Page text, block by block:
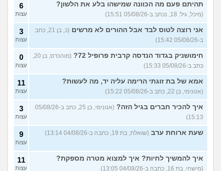
המבחנים במיון בשביל לעבור
את המיון של אשכול חיל
האוויר? (מלשבית, בת 19)
עצות
למה באים בטענות על גיוס
חרדים?
(המשטמט, בן 20)
10
עצות
יש לי כמה שאלות בנוגע לצו
מילואים בשגרה (אנונימי, בן 21)
1
עצות
איך הגענו ל7/10? איפה היו
כולם?
(לירן, בת 30)
14
עצות
עוד שאלות חדשות במדור
תהיתם פעם מה הכוונה שמישהו בלע את הלשון?
(מיכל, גיל: 18, נכתב ב-05/08/26 15:51)
6
עצות
אני רוצה לטוס לבד אבל ההורים לא מרשים
(כ, בן 21, כתב
ב-05/08/26 15:42)
3
עצות
חימושניק בגדוד הנדסה קרבית פרופיל 72?
(מוהנדס, בן 20,
כתב ב-05/08/26 15:33)
0
עצות
אמא של בת זוגתי הרימה עליה יד, מה לעשות?
(אנונימי, בן 22, כתב ב-05/08/26 15:22)
11
עצות
איך להכיר חברים בגיל הזה?
(אנונימי, בן 25, כתב ב-05/08/26
15:13)
3
עצות
שעת ארוחת ערב (שואלת, בת 19, כתבה ב-04/08/26 13:14) 9
עצות
איך להמשיך לחיות? איך למצוא מטרה מספקת?
(מישהי, בת 16, כתבה ב-04/08/26 13:05)
11
עצות